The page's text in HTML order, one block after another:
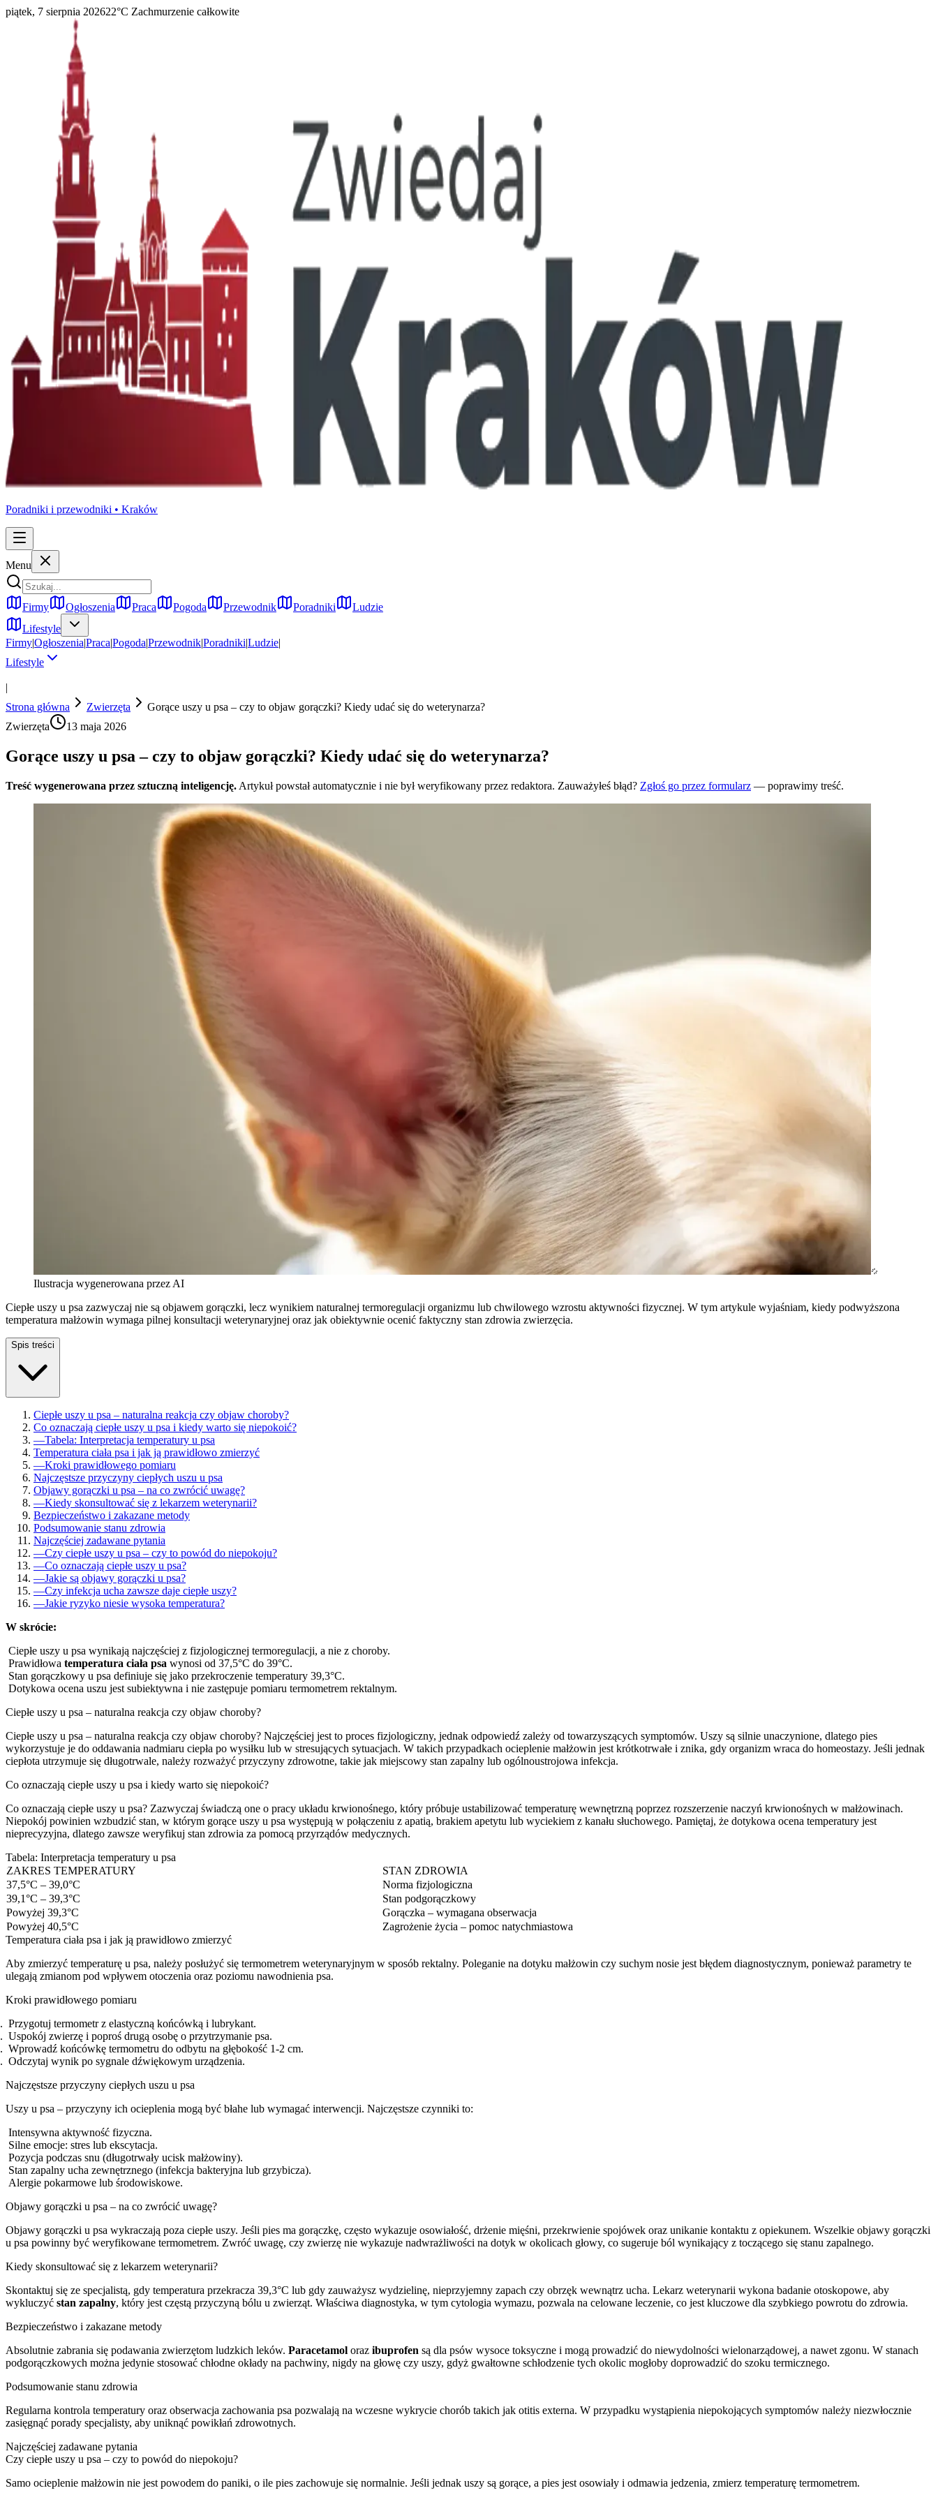
piątek, 7 sierpnia 202622°C Zachmurzenie całkowite
Poradniki i przewodniki • Kraków
Menu
Firmy Ogłoszenia Praca Pogoda Przewodnik Poradniki
Ludzie
Lifestyle
Firmy|Ogłoszenia|Praca|Pogoda|Przewodnik|Poradniki|Ludzie|
Lifestyle
|
Strona główna
Zwierzęta
Gorące uszy u psa – czy to objaw gorączki? Kiedy udać się do weterynarza?
Zwierzęta
13 maja 2026
Gorące uszy u psa – czy to objaw gorączki? Kiedy udać się do weterynarza?
Treść wygenerowana przez sztuczną inteligencję. Artykuł powstał automatycznie i nie był weryfikowany przez redaktora. Zauważyłeś błąd? Zgłoś go przez formularz — poprawimy treść.
Ilustracja wygenerowana przez AI
Ciepłe uszy u psa zazwyczaj nie są objawem gorączki, lecz wynikiem naturalnej termoregulacji organizmu lub chwilowego wzrostu aktywności fizycznej. W tym artykule wyjaśniam, kiedy podwyższona
temperatura małżowin wymaga pilnej konsultacji weterynaryjnej oraz jak obiektywnie ocenić faktyczny stan zdrowia zwierzęcia.
Spis treści
Ciepłe uszy u psa – naturalna reakcja czy objaw choroby?
Co oznaczają ciepłe uszy u psa i kiedy warto się niepokoić?
—Tabela: Interpretacja temperatury u psa
Temperatura ciała psa i jak ją prawidłowo zmierzyć
—Kroki prawidłowego pomiaru
Najczęstsze przyczyny ciepłych uszu u psa
Objawy gorączki u psa – na co zwrócić uwagę?
—Kiedy skonsultować się z lekarzem weterynarii?
Bezpieczeństwo i zakazane metody
Podsumowanie stanu zdrowia
Najczęściej zadawane pytania
—Czy ciepłe uszy u psa – czy to powód do niepokoju?
—Co oznaczają ciepłe uszy u psa?
—Jakie są objawy gorączki u psa?
—Czy infekcja ucha zawsze daje ciepłe uszy?
—Jakie ryzyko niesie wysoka temperatura?
W skrócie:
Ciepłe uszy u psa wynikają najczęściej z fizjologicznej termoregulacji, a nie z choroby.
Prawidłowa temperatura ciała psa wynosi od 37,5°C do 39°C.
Stan gorączkowy u psa definiuje się jako przekroczenie temperatury 39,3°C.
Dotykowa ocena uszu jest subiektywna i nie zastępuje pomiaru termometrem rektalnym.
Ciepłe uszy u psa – naturalna reakcja czy objaw choroby?
Ciepłe uszy u psa – naturalna reakcja czy objaw choroby? Najczęściej jest to proces fizjologiczny, jednak odpowiedź zależy od towarzyszących symptomów. Uszy są silnie unaczynione, dlatego pies
wykorzystuje je do oddawania nadmiaru ciepła po wysiłku lub w stresujących sytuacjach. W takich przypadkach ocieplenie małżowin jest krótkotrwałe i znika, gdy organizm wraca do homeostazy. Jeśli jednak
ciepłota utrzymuje się długotrwale, należy rozważyć przyczyny zdrowotne, takie jak miejscowy stan zapalny lub ogólnoustrojowa infekcja.
Co oznaczają ciepłe uszy u psa i kiedy warto się niepokoić?
Co oznaczają ciepłe uszy u psa? Zazwyczaj świadczą one o pracy układu krwionośnego, który próbuje ustabilizować temperaturę wewnętrzną poprzez rozszerzenie naczyń krwionośnych w małżowinach.
Niepokój powinien wzbudzić stan, w którym gorące uszy u psa występują w połączeniu z apatią, brakiem apetytu lub wyciekiem z kanału słuchowego. Pamiętaj, że dotykowa ocena temperatury jest
nieprecyzyjna, dlatego zawsze weryfikuj stan zdrowia za pomocą przyrządów medycznych.
Tabela: Interpretacja temperatury u psa
ZAKRES TEMPERATURY
STAN ZDROWIA
37,5°C – 39,0°C
Norma fizjologiczna
39,1°C – 39,3°C
Stan podgorączkowy
Powyżej 39,3°C
Gorączka – wymagana obserwacja
Powyżej 40,5°C
Zagrożenie życia – pomoc natychmiastowa
Temperatura ciała psa i jak ją prawidłowo zmierzyć
Aby zmierzyć temperaturę u psa, należy posłużyć się termometrem weterynaryjnym w sposób rektalny. Poleganie na dotyku małżowin czy suchym nosie jest błędem diagnostycznym, ponieważ parametry te
ulegają zmianom pod wpływem otoczenia oraz poziomu nawodnienia psa.
Kroki prawidłowego pomiaru
Przygotuj termometr z elastyczną końcówką i lubrykant.
Uspokój zwierzę i poproś drugą osobę o przytrzymanie psa.
Wprowadź końcówkę termometru do odbytu na głębokość 1-2 cm.
Odczytaj wynik po sygnale dźwiękowym urządzenia.
Najczęstsze przyczyny ciepłych uszu u psa
Uszy u psa – przyczyny ich ocieplenia mogą być błahe lub wymagać interwencji. Najczęstsze czynniki to:
Intensywna aktywność fizyczna.
Silne emocje: stres lub ekscytacja.
Pozycja podczas snu (długotrwały ucisk małżowiny).
Stan zapalny ucha zewnętrznego (infekcja bakteryjna lub grzybicza).
Alergie pokarmowe lub środowiskowe.
Objawy gorączki u psa – na co zwrócić uwagę?
Objawy gorączki u psa wykraczają poza ciepłe uszy. Jeśli pies ma gorączkę, często wykazuje osowiałość, drżenie mięśni, przekrwienie spojówek oraz unikanie kontaktu z opiekunem. Wszelkie objawy gorączki
u psa powinny być weryfikowane termometrem. Zwróć uwagę, czy zwierzę nie wykazuje nadwrażliwości na dotyk w okolicach głowy, co sugeruje ból wynikający z toczącego się stanu zapalnego.
Kiedy skonsultować się z lekarzem weterynarii?
Skontaktuj się ze specjalistą, gdy temperatura przekracza 39,3°C lub gdy zauważysz wydzielinę, nieprzyjemny zapach czy obrzęk wewnątrz ucha. Lekarz weterynarii wykona badanie otoskopowe, aby
wykluczyć stan zapalny, który jest częstą przyczyną bólu u zwierząt. Właściwa diagnostyka, w tym cytologia wymazu, pozwala na celowane leczenie, co jest kluczowe dla szybkiego powrotu do zdrowia.
Bezpieczeństwo i zakazane metody
Absolutnie zabrania się podawania zwierzętom ludzkich leków. Paracetamol oraz ibuprofen są dla psów wysoce toksyczne i mogą prowadzić do niewydolności wielonarządowej, a nawet zgonu. W stanach
podgorączkowych można jedynie stosować chłodne okłady na pachwiny, nigdy na głowę czy uszy, gdyż gwałtowne schłodzenie tych okolic mogłoby doprowadzić do szoku termicznego.
Podsumowanie stanu zdrowia
Regularna kontrola temperatury oraz obserwacja zachowania psa pozwalają na wczesne wykrycie chorób takich jak otitis externa. W przypadku wystąpienia niepokojących symptomów należy niezwłocznie
zasięgnąć porady specjalisty, aby uniknąć powikłań zdrowotnych.
Najczęściej zadawane pytania
Czy ciepłe uszy u psa – czy to powód do niepokoju?
Samo ocieplenie małżowin nie jest powodem do paniki, o ile pies zachowuje się normalnie. Jeśli jednak uszy są gorące, a pies jest osowiały i odmawia jedzenia, zmierz temperaturę termometrem.